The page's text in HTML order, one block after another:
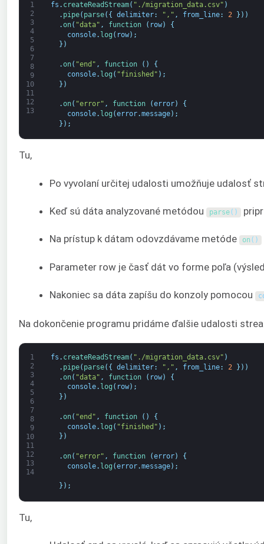
1
2
3
4
5
6
7
8
9
10
11
12
13
fs . createReadStream( "./migration_data.csv" )
. pipe( parse( { delimiter: "," , from_line: 2 } ) )
.on( "data" , function ( row)
{
console. log ( row) ;
} )
.on( "end" , function ( )
{
console. log ( "finished" ) ;
} )
.on( "error" , function (error)
{
console. log (error.message) ;
} ) ;
Tu,
Po vyvolaní určitej udalosti umožňuje udalosť
Keď sú dáta analyzované metódou parse( )
Na prístup k dátam odovzdávame metóde on ( )
Parameter row je časť dát vo forme poľa
Nakoniec sa dáta zapíšu do konzoly pomocou
Na dokončenie programu pridáme ďalšie udalosti
1
2
3
4
5
6
7
8
9
10
11
12
13
14
fs . createReadStream( "./migration_data.csv" )
. pipe( parse( { delimiter: "," , from_line: 2 } ) )
.on( "data" , function ( row)
{
console. log ( row) ;
} )
.on( "end" , function ( )
{
console. log ( "finished" ) ;
} )
.on( "error" , function (error)
{
console. log (error.message) ;
} ) ;
Tu,